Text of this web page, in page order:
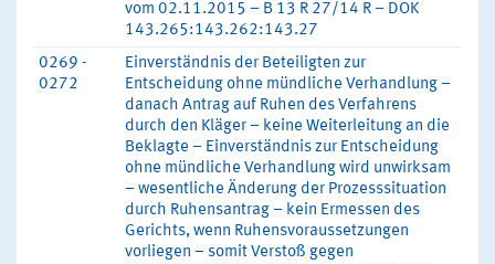
vom 02.11.2015 – B 13 R 27/14 R – DOK
143.265:143.262:143.27
0269 -
0272
Einverständnis der Beteiligten zur
Entscheidung ohne mündliche Verhandlung –
danach Antrag auf Ruhen des Verfahrens
durch den Kläger – keine Weiterleitung an die
Beklagte – Einverständnis zur Entscheidung
ohne mündliche Verhandlung wird unwirksam
– wesentliche Änderung der Prozesssituation
durch Ruhensantrag – kein Ermessen des
Gerichts, wenn Ruhensvoraussetzungen
vorliegen – somit Verstoß gegen